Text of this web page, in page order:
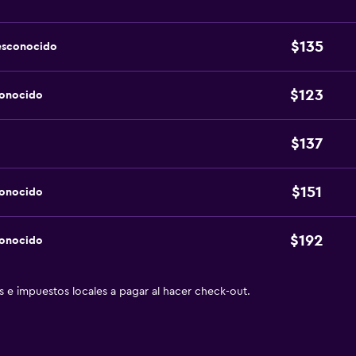
$135
$123
$137
$151
$192
e impuestos locales a pagar al hacer check-out.